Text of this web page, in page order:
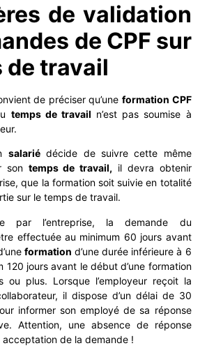
de validation
de CPF sur
de travail
de préciser qu’uneformation CPF
temps de travail n’est pas soumise à
salariédécide de suivre cette même
son temps de travail, il devra obtenir
que la formation soit suivie en totalité
sur le temps de travail.
par l’entreprise, la demande du
effectuée au minimum 60 jours avant
formation d’une durée inférieure à 6
120 jours avant le début d’une formation
ou plus. Lorsque l’employeur reçoit la
il dispose d’un délai de 30
informer son employé de sa réponse
Attention, une absence de réponse
de la demande !